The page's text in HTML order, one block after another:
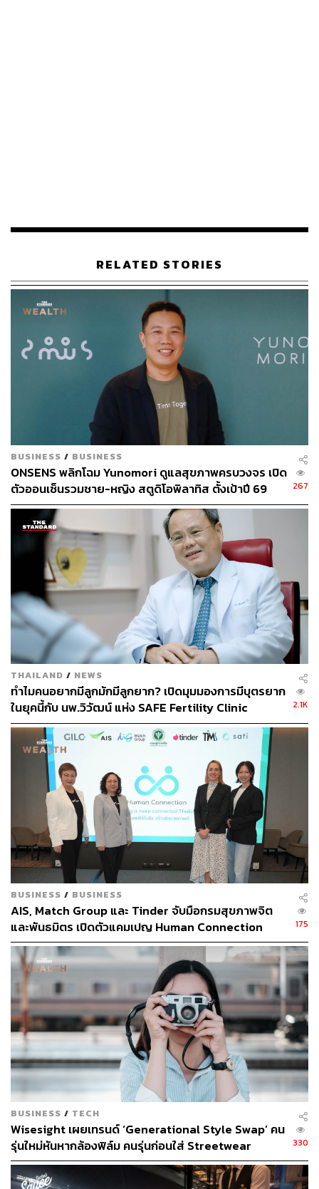
RELATED STORIES
BUSINESS / BUSINESS
ONSENS พลิกโฉม Yunomori ดูแลสุขภาพครบวงจร เปิด
ตัวออนเซ็นรวมชาย-หญิง สตูดิโอพิลาทิส ตั้งเป้าปี 69
รายได้-กำไรโต 10-15%
267
THAILAND / NEWS
ทำไมคนอยากมีลูกมักมีลูกยาก? เปิดมุมมองการมีบุตรยาก
ในยุคนี้กับ นพ.วิวัฒน์ แห่ง SAFE Fertility Clinic
[ADVERTORIAL]
2.1K
BUSINESS / BUSINESS
AIS, Match Group และ Tinder จับมือกรมสุขภาพจิต
และพันธมิตร เปิดตัวแคมเปญ Human Connection
รับมือปัญหาภาวะโดดเดี่ยวในไทย
175
BUSINESS / TECH
Wisesight เผยเทรนด์ ‘Generational Style Swap’ คน
รุ่นใหม่หันหากล้องฟิล์ม คนรุ่นก่อนใส่ Streetwear
สะท้อนอายุไม่ใช่ตัวกำหนดรสนิยม
330